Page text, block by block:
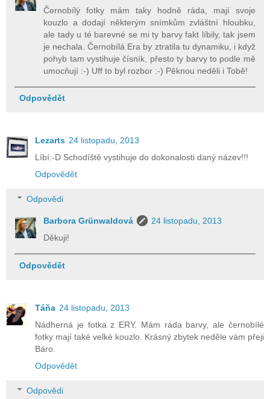
Černobílý fotky mám taky hodně ráda, mají svoje
kouzlo a dodají některým snímkům zvláštní hloubku,
ale tady u té barevné se mi ty barvy fakt líbily, tak jsem
je nechala. Černobílá Era by ztratila tu dynamiku, i když
pohyb tam vystihuje čísník, přesto ty barvy to podle mě
umocňují :-) Uff to byl rozbor :-) Pěknou neděli i Tobě!
Odpovědět
Lezarts 24 listopadu, 2013
Líbí:-D Schodíště vystihuje do dokonalosti daný název!!!
Odpovědět
Odpovědi
Barbora Grünwaldová
24 listopadu, 2013
Děkuji!
Odpovědět
Táňa 24 listopadu, 2013
Nádherná je fotka z ERY. Mám ráda barvy, ale černobílé
fotky mají také velké kouzlo. Krásný zbytek neděle vám přeji
Báro.
Odpovědět
Odpovědi